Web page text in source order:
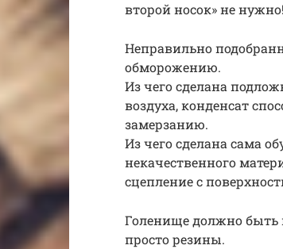
второй носок» не
Неправильно
обморожению.
Из чего сделана
воздуха, конденсат
замерзанию.
Из чего сделана сама
некачественного
сцепление с
Голенище должно быть
просто резины.